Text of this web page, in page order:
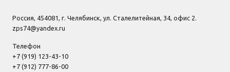
Россия, 454081, г. Челябинск, ул. Сталелитейная, 34, офис 2.
zps74@yandex.ru
Телефон
+7 (919) 123-43-10
+7 (912) 777-86-00